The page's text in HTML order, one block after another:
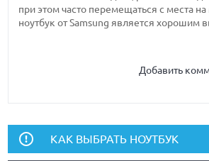
при этом часто перемещаться с места на
ноутбук от Samsung является хорошим
Добавить
КАК ВЫБРАТЬ НОУТБУК